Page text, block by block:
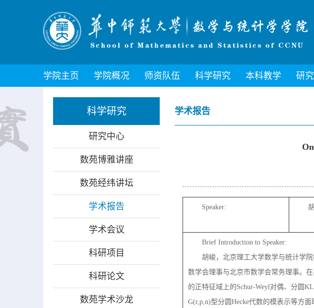
学院主页 学院概况 师资队伍 科学研究 本科教学 研
科学研究
研究中心
数苑博雅讲座
数苑经纬讲坛
学术报告
学术会议
科研项目
科研论文
数苑学术沙龙
学术报告
Speaker:
Brief Introduction to Speaker:
胡峻，北京理工大学数学与统计学院
数学会理事与北京市数学会常务理事。
的正特征域上的Schur-Weyl对偶、分圆
G(r,p,n)型分圆 Hecke代数的模表示等方面